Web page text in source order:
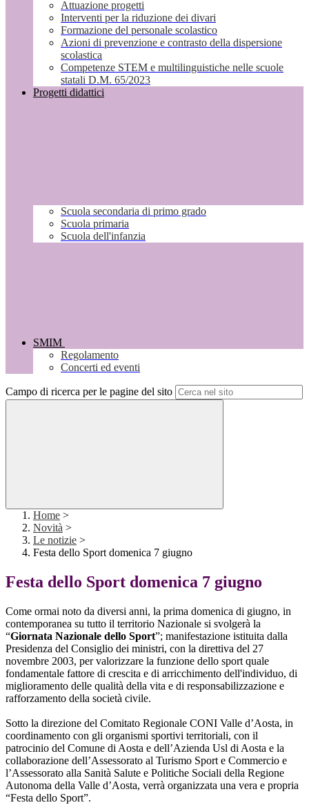
Attuazione progetti
Interventi per la riduzione dei divari
Formazione del personale scolastico
Azioni di prevenzione e contrasto della dispersione
scolastica
Competenze STEM e multilinguistiche nelle scuole
statali D.M. 65/2023
Progetti didattici
Scuola secondaria di primo grado
Scuola primaria
Scuola dell'infanzia
SMIM
Regolamento
Concerti ed eventi
Campo di ricerca per le pagine del sito
Home >
Novità >
Le notizie >
Festa dello Sport domenica 7 giugno
Festa dello Sport domenica 7 giugno
Come ormai noto da diversi anni, la prima domenica di giugno, in
contemporanea su tutto il territorio Nazionale si svolgerà la
“Giornata Nazionale dello Sport”; manifestazione istituita dalla
Presidenza del Consiglio dei ministri, con la direttiva del 27
novembre 2003, per valorizzare la funzione dello sport quale
fondamentale fattore di crescita e di arricchimento dell'individuo, di
miglioramento delle qualità della vita e di responsabilizzazione e
rafforzamento della società civile.
Sotto la direzione del Comitato Regionale CONI Valle d’Aosta, in
coordinamento con gli organismi sportivi territoriali, con il
patrocinio del Comune di Aosta e dell’Azienda Usl di Aosta e la
collaborazione dell’Assessorato al Turismo Sport e Commercio e
l’Assessorato alla Sanità Salute e Politiche Sociali della Regione
Autonoma della Valle d’Aosta, verrà organizzata una vera e propria
“Festa dello Sport”.